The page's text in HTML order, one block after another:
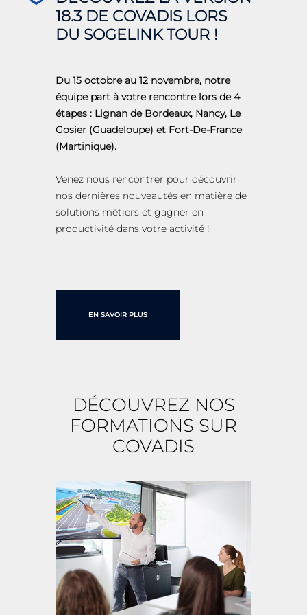
18.3 DE COVADIS LORS
DU SOGELINK TOUR !
Du 15 octobre au 12 novembre, notre
équipe part à votre rencontre lors de 4
étapes : Lignan de Bordeaux, Nancy, Le
Gosier (Guadeloupe) et Fort-De-France
(Martinique).
Venez nous rencontrer pour découvrir
nos dernières nouveautés en matière de
solutions métiers et gagner en
productivité dans votre activité !
EN SAVOIR PLUS
DÉCOUVREZ NOS
FORMATIONS SUR
COVADIS